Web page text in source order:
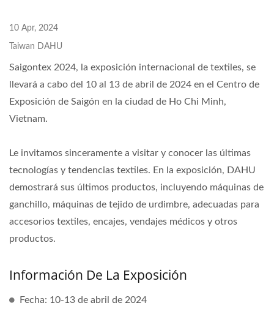
10 Apr, 2024
Taiwan DAHU
Saigontex 2024, la exposición internacional de textiles, se
llevará a cabo del 10 al 13 de abril de 2024 en el Centro de
Exposición de Saigón en la ciudad de Ho Chi Minh,
Vietnam.
Le invitamos sinceramente a visitar y conocer las últimas
tecnologías y tendencias textiles. En la exposición, DAHU
demostrará sus últimos productos, incluyendo máquinas de
ganchillo, máquinas de tejido de urdimbre, adecuadas para
accesorios textiles, encajes, vendajes médicos y otros
productos.
Información De La Exposición
Fecha: 10-13 de abril de 2024